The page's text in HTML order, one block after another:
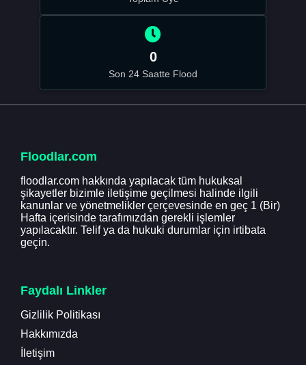
0
Son 24 Saatte Flood
Floodlar.com
floodlar.com hakkında yapılacak tüm hukuksal
şikayetler bizimle iletişime geçilmesi halinde ilgili
kanunlar ve yönetmelikler çerçevesinde en geç 1 (Bir)
Hafta içerisinde tarafımızdan gerekli işlemler
yapılacaktır. Telif ya da hukuki durumlar için irtibata
geçin.
Faydalı Linkler
Gizlilik Politikası
Hakkımızda
İletişim